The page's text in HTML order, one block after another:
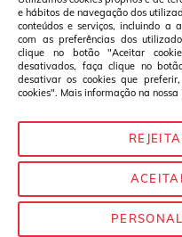
e hábitos de navegação dos
conteúdos e serviços, incluindo a
com as preferências dos
clique no botão "Aceitar
desativados, faça clique no
desativar os cookies que
cookies". Mais informação na nossa